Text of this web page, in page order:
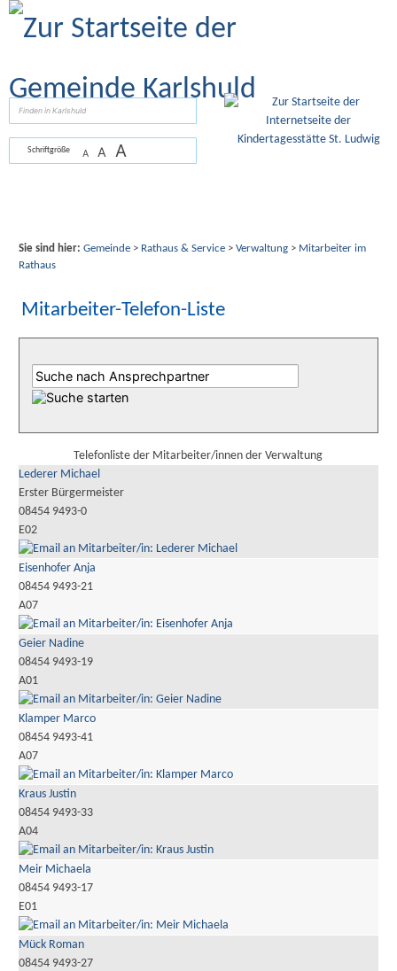
Zum Inhalt
Schriftgröße A A A
Sie sind hier: Gemeinde> Rathaus & Service> Verwaltung> Mitarbeiter im
Rathaus
Mitarbeiter-Telefon-Liste
Telefonliste der Mitarbeiter/innen der Verwaltung
Lederer Michael
Erster Bürgermeister
08454 9493-0
E02
Eisenhofer Anja
08454 9493-21
A07
Geier Nadine
08454 9493-19
A01
Klamper Marco
08454 9493-41
A07
Kraus Justin
08454 9493-33
A04
Meir Michaela
08454 9493-17
E01
Mück Roman
08454 9493-27